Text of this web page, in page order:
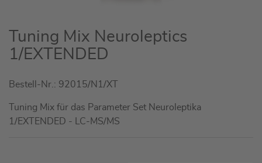
Zum
Anfang
der
springen
Tuning Mix Neuroleptics
1/EXTENDED
Bestell-Nr.: 92015/N1/XT
Tuning Mix für das Parameter Set Neuroleptika
1/EXTENDED - LC-MS/MS